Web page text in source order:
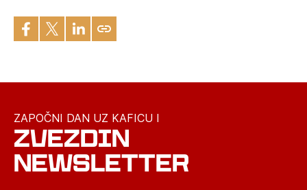
ZAPOČNI DAN UZ KAFICU I
ZVEZDIN
NEWSLETTER